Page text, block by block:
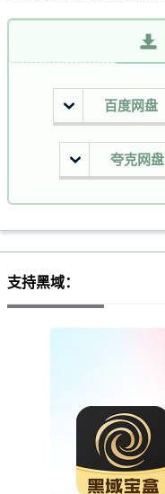
百度网盘
夸克网盘
支持黑域：